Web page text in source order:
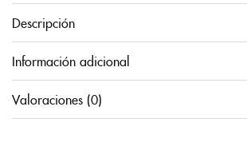
Descripción
Información adicional
Valoraciones (0)